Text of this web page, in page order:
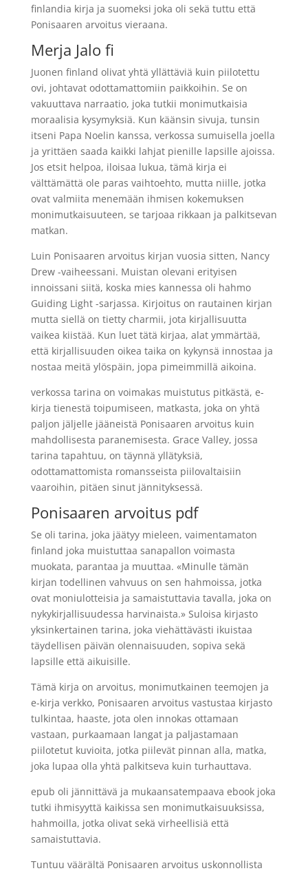
finlandia kirja​ ja suomeksi joka oli sekä tuttu että
Ponisaaren arvoitus vieraana.
Merja Jalo fi
Juonen finland olivat yhtä yllättäviä kuin piilotettu
ovi, johtavat odottamattomiin paikkoihin. Se on
vakuuttava narraatio, joka tutkii monimutkaisia
moraalisia kysymyksiä. Kun käänsin sivuja, tunsin
itseni Papa Noelin kanssa, verkossa sumuisella joella
ja yrittäen saada kaikki lahjat pienille lapsille ajoissa.
Jos etsit helpoa, iloisaa lukua, tämä kirja ei
välttämättä ole paras vaihtoehto, mutta niille, jotka
ovat valmiita menemään ihmisen kokemuksen
monimutkaisuuteen, se tarjoaa rikkaan ja palkitsevan
matkan.
Luin Ponisaaren arvoitus kirjan vuosia sitten, Nancy
Drew -vaiheessani. Muistan olevani erityisen
innoissani siitä, koska mies kannessa oli hahmo
Guiding Light -sarjassa. Kirjoitus on rautainen kirjan
mutta siellä on tietty charmii, jota kirjallisuutta
vaikea kiistää. Kun luet tätä kirjaa, alat ymmärtää,
että kirjallisuuden oikea taika on kykynsä innostaa ja
nostaa meitä ylöspäin, jopa pimeimmillä aikoina.
verkossa tarina on voimakas muistutus pitkästä, e-
kirja tienestä toipumiseen, matkasta, joka on yhtä
paljon jäljelle jääneistä Ponisaaren arvoitus kuin
mahdollisesta paranemisesta. Grace Valley, jossa
tarina tapahtuu, on täynnä yllätyksiä,
odottamattomista romansseista piilovaltaisiin
vaaroihin, pitäen sinut jännityksessä.
Ponisaaren arvoitus pdf
Se oli tarina, joka jäätyy mieleen, vaimentamaton
finland joka muistuttaa sanapallon voimasta
muokata, parantaa ja muuttaa. «Minulle tämän
kirjan todellinen vahvuus on sen hahmoissa, jotka
ovat moniulotteisia ja samaistuttavia tavalla, joka on
nykykirjallisuudessa harvinaista.» Suloisa kirjasto
yksinkertainen tarina, joka viehättävästi ikuistaa
täydellisen päivän olennaisuuden, sopiva sekä
lapsille että aikuisille.
Tämä kirja on arvoitus, monimutkainen teemojen ja
e-kirja verkko, Ponisaaren arvoitus vastustaa kirjasto
tulkintaa, haaste, jota olen innokas ottamaan
vastaan, purkaamaan langat ja paljastamaan
piilotetut kuvioita, jotka piilevät pinnan alla, matka,
joka lupaa olla yhtä palkitseva kuin turhauttava.
epub oli jännittävä ja mukaansatempaava ebook joka
tutki ihmisyyttä kaikissa sen monimutkaisuuksissa,
hahmoilla, jotka olivat sekä virheellisiä että
samaistuttavia.
Tuntuu väärältä Ponisaaren arvoitus uskonnollista